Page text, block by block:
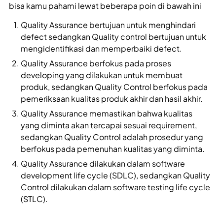
bisa kamu pahami lewat beberapa poin di bawah ini
Quality Assurance bertujuan untuk menghindari
defect sedangkan Quality control bertujuan untuk
mengidentifikasi dan memperbaiki defect.
Quality Assurance berfokus pada proses
developing yang dilakukan untuk membuat
produk, sedangkan Quality Control berfokus pada
pemeriksaan kualitas produk akhir dan hasil akhir.
Quality Assurance memastikan bahwa kualitas
yang diminta akan tercapai sesuai requirement,
sedangkan Quality Control adalah prosedur yang
berfokus pada pemenuhan kualitas yang diminta.
Quality Assurance dilakukan dalam software
development life cycle (SDLC), sedangkan Quality
Control dilakukan dalam software testing life cycle
(STLC).